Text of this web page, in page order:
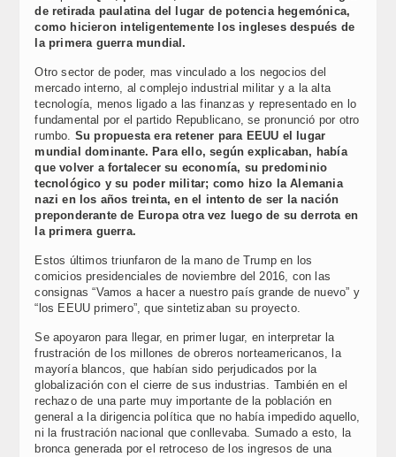
de retirada paulatina del lugar de potencia hegemónica,
como hicieron inteligentemente los ingleses después de
la primera guerra mundial.
Otro sector de poder, mas vinculado a los negocios del
mercado interno, al complejo industrial militar y a la alta
tecnología, menos ligado a las finanzas y representado en lo
fundamental por el partido Republicano, se pronunció por otro
rumbo. Su propuesta era retener para EEUU el lugar
mundial dominante. Para ello, según explicaban, había
que volver a fortalecer su economía, su predominio
tecnológico y su poder militar; como hizo la Alemania
nazi en los años treinta, en el intento de ser la nación
preponderante de Europa otra vez luego de su derrota en
la primera guerra.
Estos últimos triunfaron de la mano de Trump en los
comicios presidenciales de noviembre del 2016, con las
consignas “Vamos a hacer a nuestro país grande de nuevo” y
“los EEUU primero”, que sintetizaban su proyecto.
Se apoyaron para llegar, en primer lugar, en interpretar la
frustración de los millones de obreros norteamericanos, la
mayoría blancos, que habían sido perjudicados por la
globalización con el cierre de sus industrias. También en el
rechazo de una parte muy importante de la población en
general a la dirigencia política que no había impedido aquello,
ni la frustración nacional que conllevaba. Sumado a esto, la
bronca generada por el retroceso de los ingresos de una